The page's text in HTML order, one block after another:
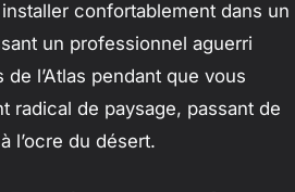
confortablement dans un
un professionnel aguerri
l’Atlas pendant que vous
radical de paysage, passant de
l’ocre du désert.